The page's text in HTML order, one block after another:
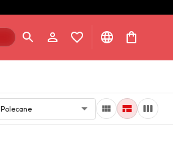
Polecane